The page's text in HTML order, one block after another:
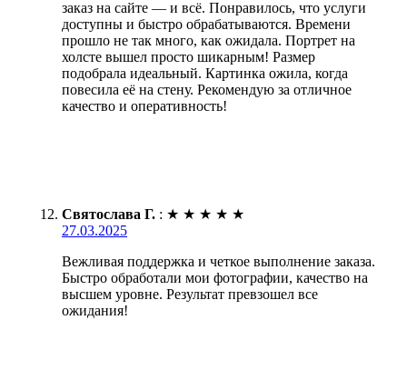
заказ на сайте — и всё. Понравилось, что услуги
доступны и быстро обрабатываются. Времени
прошло не так много, как ожидала. Портрет на
холсте вышел просто шикарным! Размер
подобрала идеальный. Картинка ожила, когда
повесила её на стену. Рекомендую за отличное
качество и оперативность!
Святослава Г. : ★ ★ ★ ★ ★
27.03.2025
Вежливая поддержка и четкое выполнение заказа.
Быстро обработали мои фотографии, качество на
высшем уровне. Результат превзошел все
ожидания!